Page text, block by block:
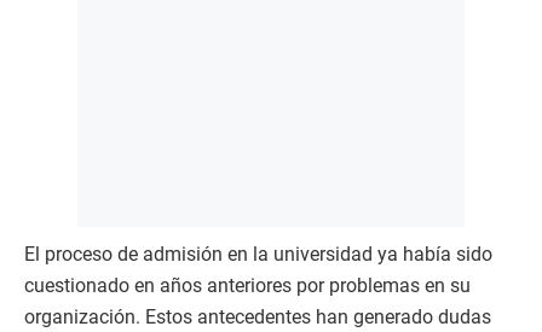
El proceso de admisión en la universidad ya había sido
cuestionado en años anteriores por problemas en su
organización. Estos antecedentes han generado dudas